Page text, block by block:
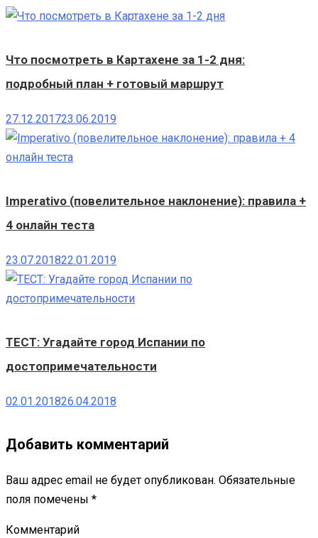
Что посмотреть в Картахене за 1-2 дня:
подробный план + готовый маршрут
27.12.201723.06.2019
Imperativo (повелительное наклонение): правила +
4 онлайн теста
23.07.201822.01.2019
ТЕСТ: Угадайте город Испании по
достопримечательности
02.01.201826.04.2018
Добавить комментарий
Ваш адрес email не будет опубликован. Обязательные
поля помечены *
Комментарий